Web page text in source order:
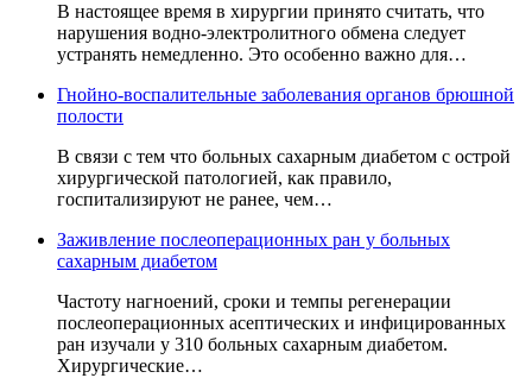
В настоящее время в хирургии принято считать, что
нарушения водно-электролитного обмена следует
устранять немедленно. Это особенно важно для…
Гнойно-воспалительные заболевания органов брюшной
полости
В связи с тем что больных сахарным диабетом с острой
хирургической патологией, как правило,
госпитализируют не ранее, чем…
Заживление послеоперационных ран у больных
сахарным диабетом
Частоту нагноений, сроки и темпы регенерации
послеоперационных асептических и инфицированных
ран изучали у 310 больных сахарным диабетом.
Хирургические…